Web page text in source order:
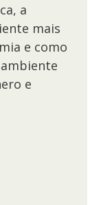
a
mais
e como
e